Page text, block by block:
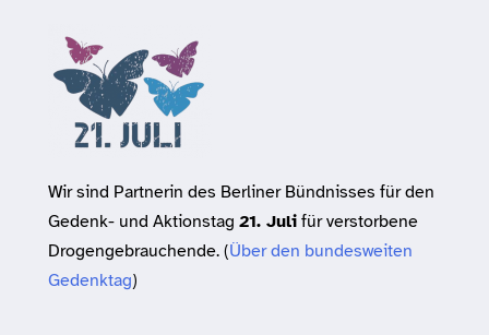
Wir sind Partnerin des Berliner Bündnisses für den
Gedenk- und Aktionstag 21. Julifür verstorbene
Drogengebrauchende. (Über den bundesweiten
Gedenktag)